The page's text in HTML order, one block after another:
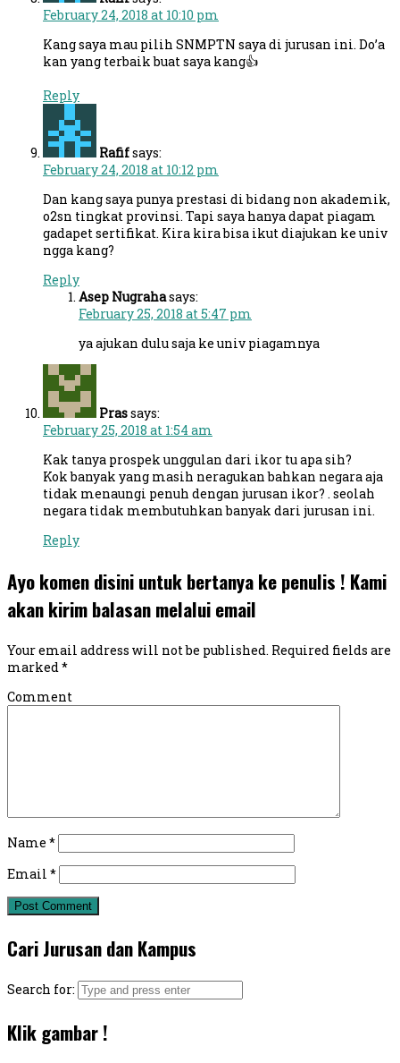
February 24, 2018 at 10:10 pm
Kang saya mau pilih SNMPTN saya di jurusan ini. Do’a
kan yang terbaik buat saya kang👍
Reply
Rafifsays:
February 24, 2018 at 10:12 pm
Dan kang saya punya prestasi di bidang non akademik,
o2sn tingkat provinsi. Tapi saya hanya dapat piagam
gadapet sertifikat. Kira kira bisa ikut diajukan ke univ
ngga kang?
Reply
Asep Nugrahasays:
February 25, 2018 at 5:47 pm
ya ajukan dulu saja ke univ piagamnya
Prassays:
February 25, 2018 at 1:54 am
Kak tanya prospek unggulan dari ikor tu apa sih?
Kok banyak yang masih neragukan bahkan negara aja
tidak menaungi penuh dengan jurusan ikor? . seolah
negara tidak membutuhkan banyak dari jurusan ini.
Reply
Ayo komen disini untuk bertanya ke penulis ! Kami
akan kirim balasan melalui email
Your email address will not be published. Required fields are
marked *
Comment
Name *
Email *
Cari Jurusan dan Kampus
Search for:
Klik gambar !